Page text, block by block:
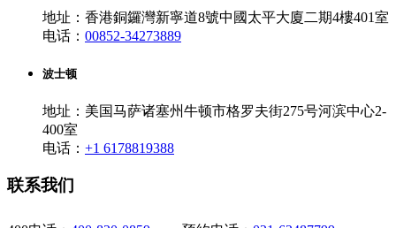
地址：香港銅鑼灣新寧道8號中國太平大廈二期4樓401室
电话： 00852-34273889
波士顿
地址：美国马萨诸塞州牛顿市格罗夫街275号河滨中心2-
400室
电话： +1 6178819388
联系我们